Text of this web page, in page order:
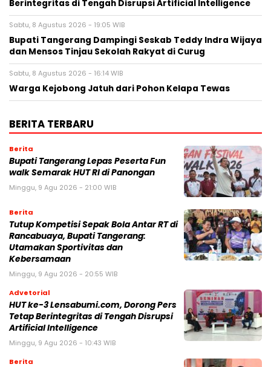
Berintegritas di Tengah Disrupsi Artificial Intelligence
Sabtu, 8 Agustus 2026 - 19:05 WIB
Bupati Tangerang Dampingi Seskab Teddy Indra Wijaya
dan Mensos Tinjau Sekolah Rakyat di Curug
Sabtu, 8 Agustus 2026 - 16:14 WIB
Warga Kejobong Jatuh dari Pohon Kelapa Tewas
BERITA TERBARU
Berita
Bupati Tangerang Lepas Peserta Fun
walk Semarak HUT RI di Panongan
Minggu, 9 Agu 2026 - 21:00 WIB
Berita
Tutup Kompetisi Sepak Bola Antar RT di
Rancabuaya, Bupati Tangerang:
Utamakan Sportivitas dan
Kebersamaan
Minggu, 9 Agu 2026 - 20:55 WIB
Advetorial
HUT ke-3 Lensabumi.com, Dorong Pers
Tetap Berintegritas di Tengah Disrupsi
Artificial Intelligence
Minggu, 9 Agu 2026 - 10:43 WIB
Berita